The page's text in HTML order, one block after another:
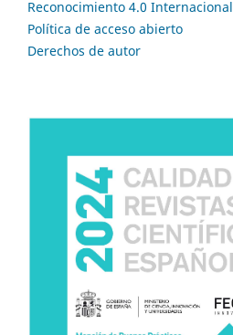
Reconocimiento 4.0 Internacional
Política de acceso abierto
Derechos de autor